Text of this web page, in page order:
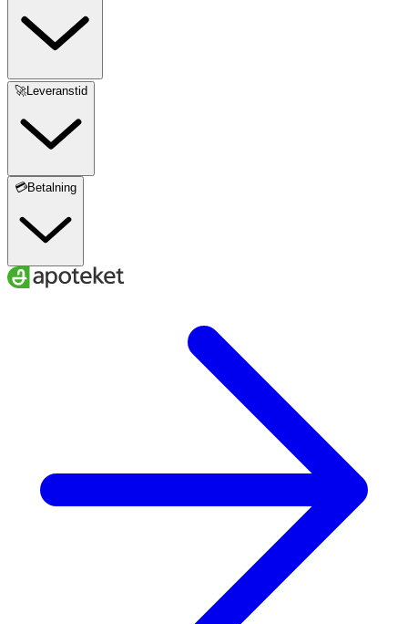
🚀Leveranstid
💳Betalning